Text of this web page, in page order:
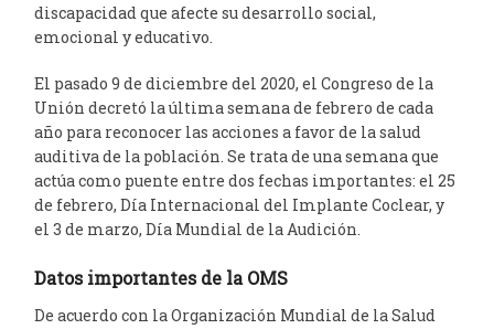
discapacidad que afecte su desarrollo social,
emocional y educativo.
El pasado 9 de diciembre del 2020, el Congreso de la
Unión decretó la última semana de febrero de cada
año para reconocer las acciones a favor de la salud
auditiva de la población. Se trata de una semana que
actúa como puente entre dos fechas importantes: el 25
de febrero, Día Internacional del Implante Coclear, y
el 3 de marzo, Día Mundial de la Audición.
Datos importantes de la OMS
De acuerdo con la Organización Mundial de la Salud